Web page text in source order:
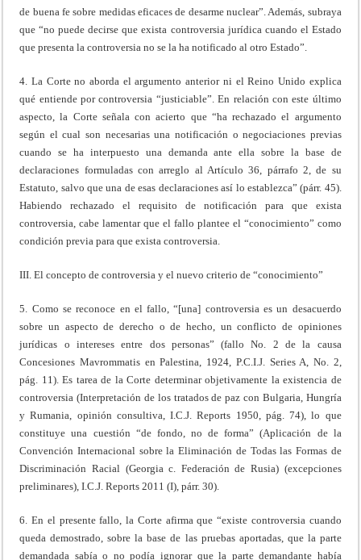
de buena fe sobre medidas eficaces de desarme nuclear”. Además, subraya
que “no puede decirse que exista controversia jurídica cuando el Estado
que presenta la controversia no se la ha notificado al otro Estado”.
4. La Corte no aborda el argumento anterior ni el Reino Unido explica
qué entiende por controversia “justiciable”. En relación con este último
aspecto, la Corte señala con acierto que “ha rechazado el argumento
según el cual son necesarias una notificación o negociaciones previas
cuando se ha interpuesto una demanda ante ella sobre la base de
declaraciones formuladas con arreglo al Artículo 36, párrafo 2, de su
Estatuto, salvo que una de esas declaraciones así lo establezca” (párr. 45).
Habiendo rechazado el requisito de notificación para que exista
controversia, cabe lamentar que el fallo plantee el “conocimiento” como
condición previa para que exista controversia.
III. El concepto de controversia y el nuevo criterio de “conocimiento”
5. Como se reconoce en el fallo, “[una] controversia es un desacuerdo
sobre un aspecto de derecho o de hecho, un conflicto de opiniones
jurídicas o intereses entre dos personas” (fallo No. 2 de la causa
Concesiones Mavrommatis en Palestina, 1924, P.C.I.J. Series A, No. 2,
pág. 11). Es tarea de la Corte determinar objetivamente la existencia de
controversia (Interpretación de los tratados de paz con Bulgaria, Hungría
y Rumania, opinión consultiva, I.C.J. Reports 1950, pág. 74), lo que
constituye una cuestión “de fondo, no de forma” (Aplicación de la
Convención Internacional sobre la Eliminación de Todas las Formas de
Discriminación Racial (Georgia c. Federación de Rusia) (excepciones
preliminares), I.C.J. Reports 2011 (I), párr. 30).
6. En el presente fallo, la Corte afirma que “existe controversia cuando
queda demostrado, sobre la base de las pruebas aportadas, que la parte
demandada sabía o no podía ignorar que la parte demandante había